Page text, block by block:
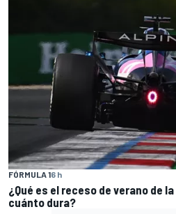
FÓRMULA 16 h
¿Qué es el receso de verano de
cuánto dura?